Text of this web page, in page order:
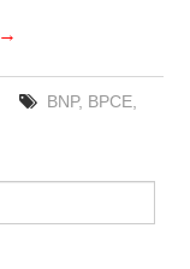
→
BNP, BPCE,